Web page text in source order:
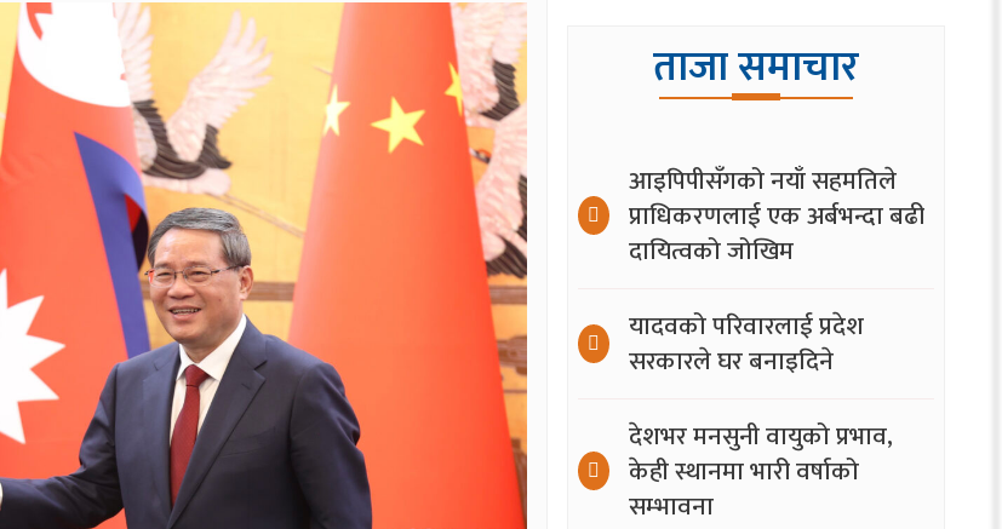
ताजा समाचार
आइपिपीसँगको नयाँ सहमतिले
प्राधिकरणलाई एक अर्बभन्दा बढी
दायित्वको जोखिम
यादवको परिवारलाई प्रदेश
सरकारले घर बनाइदिने
देशभर मनसुनी वायुको प्रभाव,
केही स्थानमा भारी वर्षाको
सम्भावना